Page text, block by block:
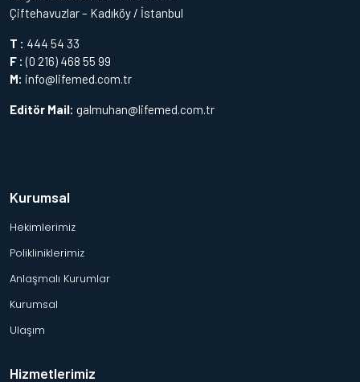
Çiftehavuzlar – Kadıköy / İstanbul
T : 444 54 33
F : (0 216) 468 55 99
M: info@lifemed.com.tr
Editör Mail: galmuhan@lifemed.com.tr
Kurumsal
Hekimlerimiz
Polikliniklerimiz
Anlaşmalı Kurumlar
Kurumsal
Ulaşım
Hizmetlerimiz